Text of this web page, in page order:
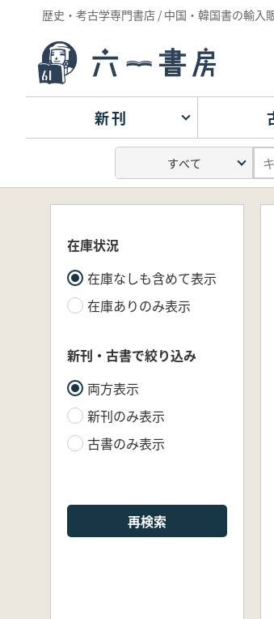
歴史・考古学専門書店 / 中国・韓国書の輸入
新刊
在庫状況
在庫なしも含めて表示
在庫ありのみ表示
新刊・古書で絞り込み
両方表示
新刊のみ表示
古書のみ表示
再検索